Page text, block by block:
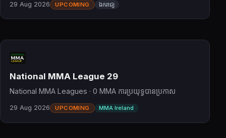
29 Aug 2026 UPCOMING ឯករាជ្យ
National MMA League 29
National MMA Leagues · 0 MMA ការប្រយុទ្ធបានប្រកាស
29 Aug 2026 UPCOMING MMA Ireland